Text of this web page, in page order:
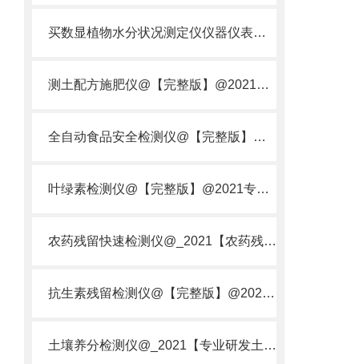
买数显植物水分状况测定仪仪器仪表，就来山东云唐精品货源
测土配方施肥仪@【完整版】@2021专业测土配方施肥仪器仪表
全自动食品安全检测仪@【完整版】@2021专业全自动食品检测仪器仪表
叶绿素检测仪@【完整版】@2021专业叶绿素检测仪器仪表
农药残留快速检测仪@_2021【农药残留检测仪器仪表DE原理】
抗生素残留检测仪@【完整版】@2021专业抗生素残留检测仪器仪表
土壤养分检测仪@_2021【专业研发土壤养分快速检测仪器仪表厂】